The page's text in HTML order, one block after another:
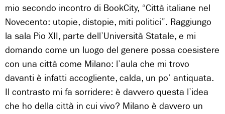
mio secondo incontro di BookCity, “Città italiane nel
Novecento: utopie, distopie, miti politici”. Raggiungo
la sala Pio XII, parte dell’Università Statale, e mi
domando come un luogo del genere possa coesistere
con una città come Milano: l’aula che mi trovo
davanti è infatti accogliente, calda, un po’ antiquata.
Il contrasto mi fa sorridere: è davvero questa l’idea
che ho della città in cui vivo? Milano è davvero un